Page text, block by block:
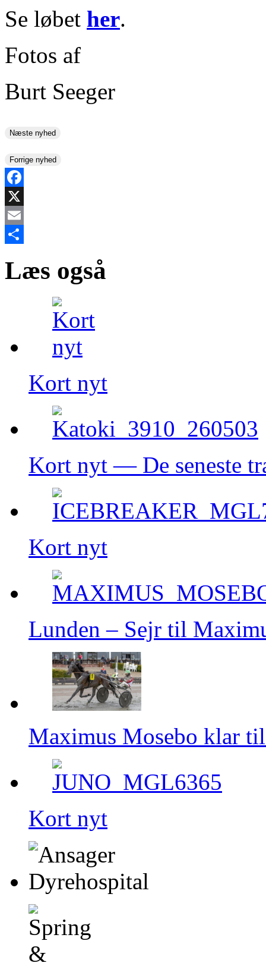
Se løbet her.
Fotos af
Burt Seeger
Næste nyhed
Forrige nyhed
Facebook
X
Email
Læs også
Kort nyt
Kort nyt — De seneste
Kort nyt
Lunden – Sejr til
Maximus Mosebo klar
Kort nyt